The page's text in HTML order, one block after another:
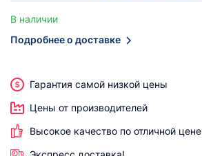
В наличии
Подробнее о доставке
Гарантия самой низкой цены
Цены от производителей
Высокое качество по отличной цене